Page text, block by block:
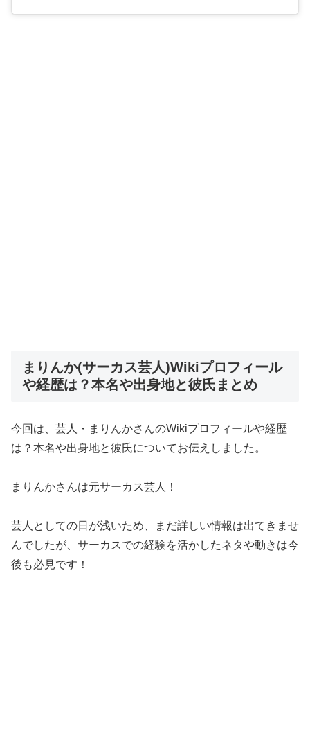
まりんか(サーカス芸人)Wikiプロフィール
や経歴は？本名や出身地と彼氏まとめ
今回は、芸人・まりんかさんのWikiプロフィールや経歴
は？本名や出身地と彼氏についてお伝えしました。
まりんかさんは元サーカス芸人！
芸人としての日が浅いため、まだ詳しい情報は出てきませ
んでしたが、サーカスでの経験を活かしたネタや動きは今
後も必見です！